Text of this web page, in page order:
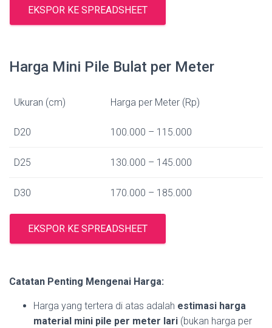
EKSPOR KE SPREADSHEET
Harga Mini Pile Bulat per Meter
Ukuran (cm) Harga per Meter (Rp)
D20 100.000 – 115.000
D25 130.000 – 145.000
D30 170.000 – 185.000
EKSPOR KE SPREADSHEET
Catatan Penting Mengenai Harga:
Harga yang tertera di atas adalah estimasi harga
material mini pile per meter lari (bukan harga per